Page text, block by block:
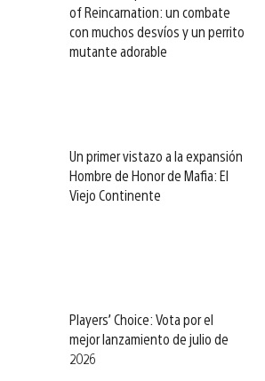
of Reincarnation: un combate
con muchos desvíos y un perrito
mutante adorable
Un primer vistazo a la expansión
Hombre de Honor de Mafia: El
Viejo Continente
Players’ Choice: Vota por el
mejor lanzamiento de julio de
2026